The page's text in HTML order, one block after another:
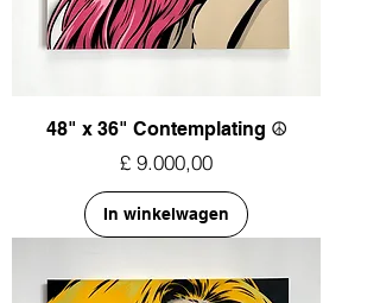
48" x 36" Contemplating ☮︎
Prijs
£ 9.000,00
In winkelwagen